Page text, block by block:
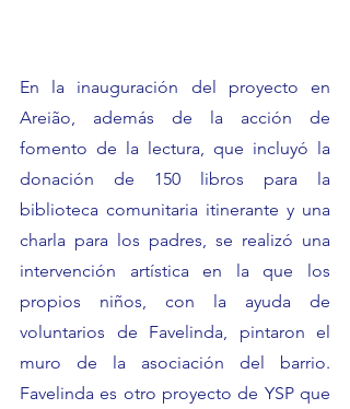
En la inauguración del proyecto en
Areião, además de la acción de
fomento de la lectura, que incluyó la
donación de 150 libros para la
biblioteca comunitaria itinerante y una
charla para los padres, se realizó una
intervención artística en la que los
propios niños, con la ayuda de
voluntarios de Favelinda, pintaron el
muro de la asociación del barrio.
Favelinda es otro proyecto de YSP que